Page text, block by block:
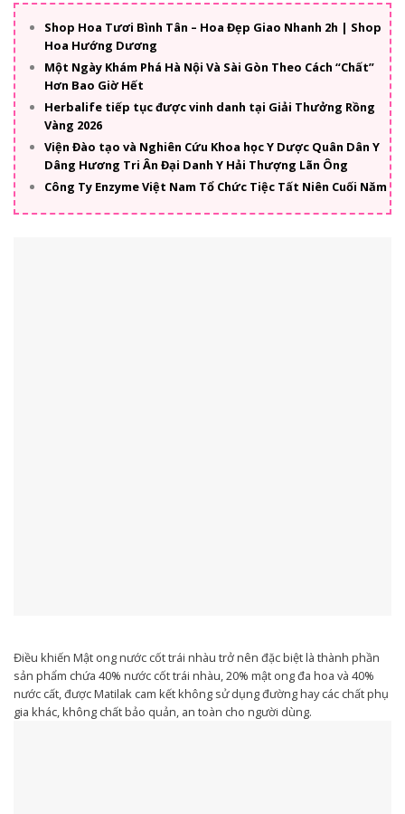
Shop Hoa Tươi Bình Tân – Hoa Đẹp Giao Nhanh 2h | Shop
Hoa Hướng Dương
Một Ngày Khám Phá Hà Nội Và Sài Gòn Theo Cách “Chất”
Hơn Bao Giờ Hết
Herbalife tiếp tục được vinh danh tại Giải Thưởng Rồng
Vàng 2026
Viện Đào tạo và Nghiên Cứu Khoa học Y Dược Quân Dân Y
Dâng Hương Tri Ân Đại Danh Y Hải Thượng Lãn Ông
Công Ty Enzyme Việt Nam Tổ Chức Tiệc Tất Niên Cuối Năm
Điều khiến Mật ong nước cốt trái nhàu trở nên đặc biệt là thành phần
sản phẩm chứa 40% nước cốt trái nhàu, 20% mật ong đa hoa và 40%
nước cất, được Matilak cam kết không sử dụng đường hay các chất phụ
gia khác, không chất bảo quản, an toàn cho người dùng.